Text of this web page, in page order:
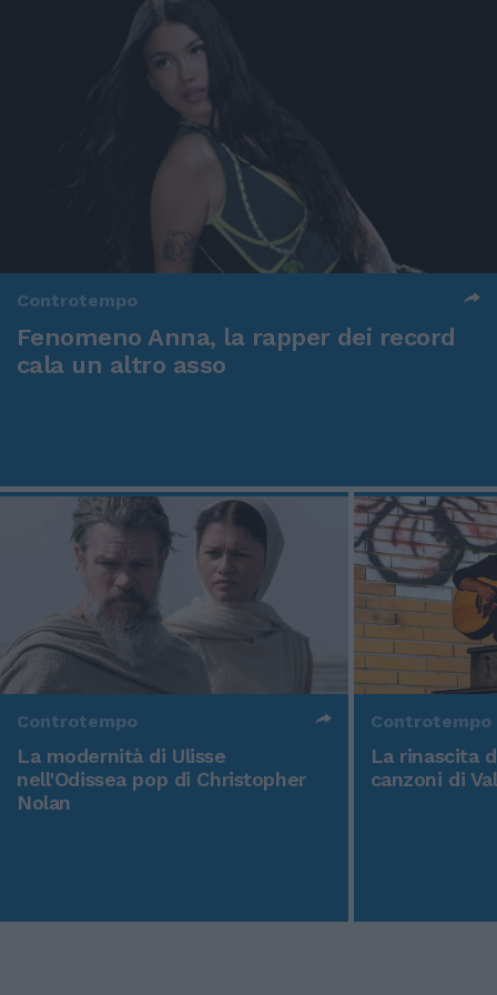
Controtempo
Fenomeno Anna, la rapper dei record
cala un altro asso
Controtempo
La modernità di Ulisse
nell'Odissea pop di Christopher
Nolan
Controtempo
La rinascita
canzoni di